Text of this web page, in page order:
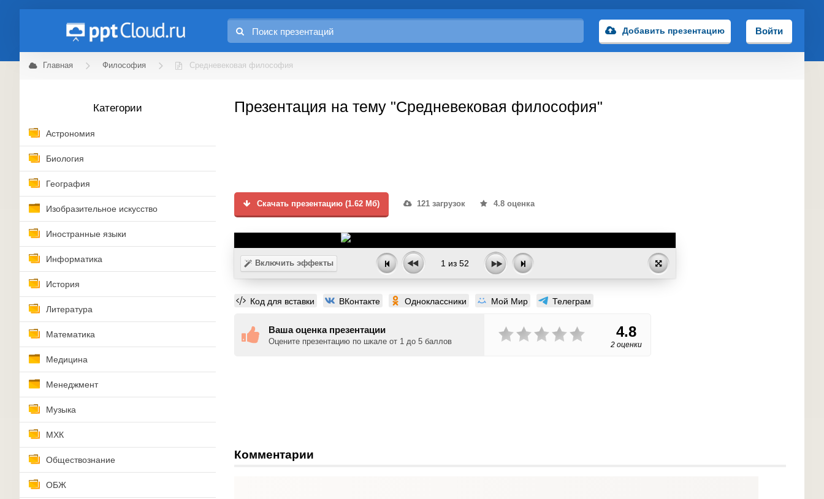
Добавить презентацию Войти
Главная Философия Средневековая философия
Категории
Астрономия
Биология
География
Изобразительное искусство
Иностранные языки
Информатика
История
Литература
Математика
Медицина
Менеджмент
Музыка
МХК
Обществознание
ОБЖ
Презентация на тему "Средневековая философия"
Скачать презентацию (1.62 Мб) 121 загрузок 4.8 оценка
Включить эффекты 1 из 52
Код для вставки ВКонтакте Одноклассники Мой Мир Телеграм
Ваша оценка презентации
Оцените презентацию по шкале от 1 до 5 баллов
4.8
2 оценки
Комментарии